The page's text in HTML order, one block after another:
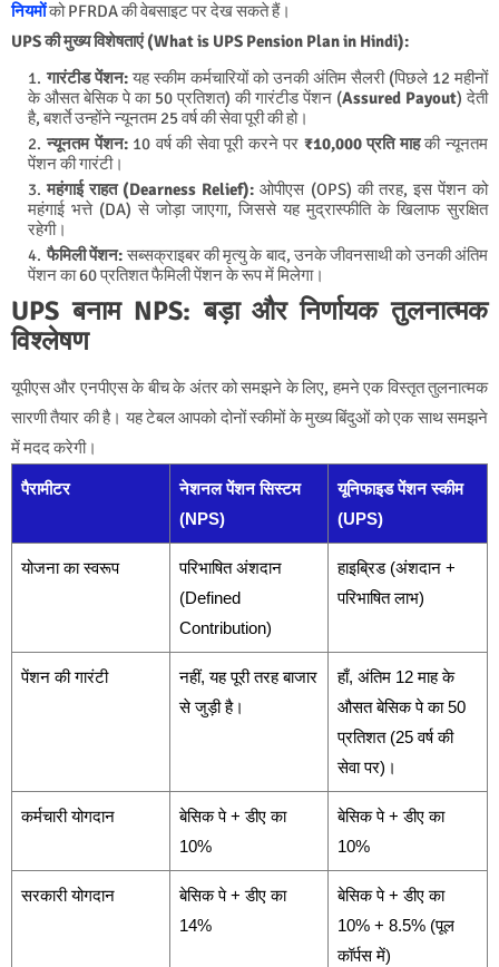
नियमोंको PFRDA की वेबसाइट पर देख सकते हैं।
UPS की मुख्य विशेषताएं (What is UPS Pension Plan in Hindi):
गारंटीड पेंशन:यह स्कीम कर्मचारियों को उनकी अंतिम सैलरी (पिछले 12 महीनों
के औसत बेसिक पे का 50 प्रतिशत) की गारंटीड पेंशन (Assured Payout) देती
है, बशर्ते उन्होंने न्यूनतम 25 वर्ष की सेवा पूरी की हो।
न्यूनतम पेंशन:10 वर्ष की सेवा पूरी करने पर ₹10,000 प्रति माहकी न्यूनतम
पेंशन की गारंटी।
महंगाई राहत (Dearness Relief): ओपीएस (OPS) की तरह, इस पेंशन को
महंगाई भत्ते (DA) से जोड़ा जाएगा, जिससे यह मुद्रास्फीति के खिलाफ सुरक्षित
रहेगी।
फैमिली पेंशन:सब्सक्राइबर की मृत्यु के बाद, उनके जीवनसाथी को उनकी अंतिम
पेंशन का 60 प्रतिशत फैमिली पेंशन के रूप में मिलेगा।
UPS बनाम NPS: बड़ा और निर्णायक तुलनात्मक
विश्लेषण
यूपीएस और एनपीएस के बीच के अंतर को समझने के लिए, हमने एक विस्तृत तुलनात्मक
सारणी तैयार की है। यह टेबल आपको दोनों स्कीमों के मुख्य बिंदुओं को एक साथ समझने
में मदद करेगी।
पैरामीटर
नेशनल पेंशन सिस्टम
(NPS)
यूनिफाइड पेंशन स्कीम
(UPS)
योजना का स्वरूप
परिभाषित अंशदान
(Defined
Contribution)
हाइब्रिड (अंशदान +
परिभाषित लाभ)
पेंशन की गारंटी
नहीं, यह पूरी तरह बाजार
से जुड़ी है।
हाँ, अंतिम 12 माह के
औसत बेसिक पे का 50
प्रतिशत (25 वर्ष की
सेवा पर)।
कर्मचारी योगदान
बेसिक पे + डीए का
10%
बेसिक पे + डीए का
10%
सरकारी योगदान
बेसिक पे + डीए का
14%
बेसिक पे + डीए का
10% + 8.5% (पूल
कॉर्पस में)